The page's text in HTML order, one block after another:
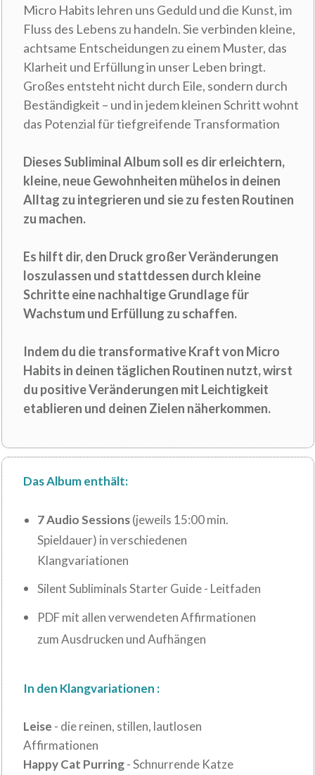
Micro Habits lehren uns Geduld und die Kunst, im
Fluss des Lebens zu handeln. Sie verbinden kleine,
achtsame Entscheidungen zu einem Muster, das
Klarheit und Erfüllung in unser Leben bringt.
Großes entsteht nicht durch Eile, sondern durch
Beständigkeit – und in jedem kleinen Schritt wohnt
das Potenzial für tiefgreifende Transformation
Dieses Subliminal Album soll es dir erleichtern,
kleine, neue Gewohnheiten mühelos in deinen
Alltag zu integrieren und sie zu festen Routinen
zu machen.
Es hilft dir, den Druck großer Veränderungen
loszulassen und stattdessen durch kleine
Schritte eine nachhaltige Grundlage für
Wachstum und Erfüllung zu schaffen.
Indem du die transformative Kraft von Micro
Habits in deinen täglichen Routinen nutzt, wirst
du positive Veränderungen mit Leichtigkeit
etablieren und deinen Zielen näherkommen.
Das Album enthält:
7 Audio Sessions(jeweils 15:00 min.
Spieldauer) in verschiedenen
Klangvariationen
Silent Subliminals Starter Guide - Leitfaden
PDF mit allen verwendeten Affirmationen
zum Ausdrucken und Aufhängen
In den Klangvariationen :
Leise - die reinen, stillen, lautlosen
Affirmationen
Happy Cat Purring- Schnurrende Katze